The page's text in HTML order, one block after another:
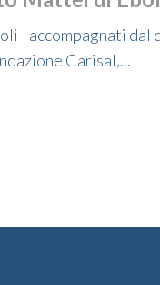
- accompagnati dal
Carisal,...